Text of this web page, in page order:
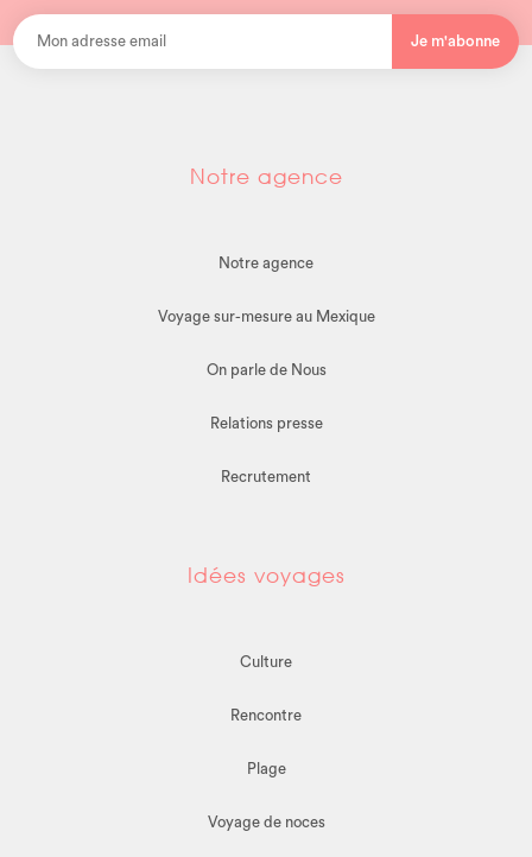
Je m'abonne
Notre agence
Notre agence
Voyage sur-mesure au Mexique
On parle de Nous
Relations presse
Recrutement
Idées voyages
Culture
Rencontre
Plage
Voyage de noces